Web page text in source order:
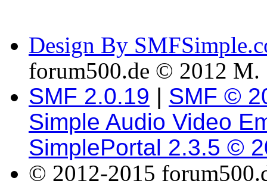
Design By
forum500.de © 2012 M.
SMF 2.0.19 | SMF ©
Simple Audio Video
SimplePortal 2.3.5 ©
© 2012-2015